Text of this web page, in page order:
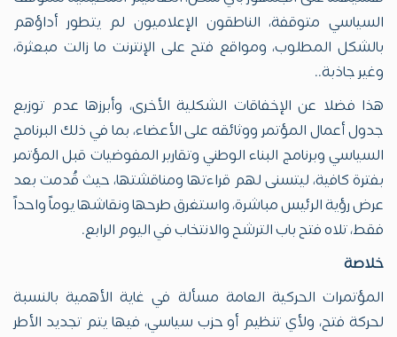
السياسي متوقفة، الناطقون الإعلاميون لم يتطور أداؤهم
بالشكل المطلوب، ومواقع فتح على الإنترنت ما زالت مبعثرة،
وغير جاذبة..
هذا فضلا عن الإخفاقات الشكلية الأخرى، وأبرزها عدم توزيع
جدول أعمال المؤتمر ووثائقه على الأعضاء، بما في ذلك البرنامج
السياسي وبرنامج البناء الوطني وتقارير المفوضيات قبل المؤتمر
بفترة كافية، ليتسنى لهم قراءتها ومناقشتها، حيث قُدمت بعد
عرض رؤية الرئيس مباشرة، واستغرق طرحها ونقاشها يوماً واحداً
فقط، تلاه فتح باب الترشح والانتخاب في اليوم الرابع.
خلاصة
المؤتمرات الحركية العامة مسألة في غاية الأهمية بالنسبة
لحركة فتح، ولأي تنظيم أو حزب سياسي، فيها يتم تجديد الأطر